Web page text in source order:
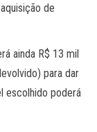
de
ainda R$ 13 mil
para dar
escolhido poderá